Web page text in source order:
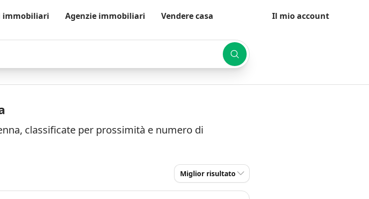
immobiliari Agenzie immobiliari Vendere casa Il mio account
classificate per prossimità e numero di
Miglior risultato